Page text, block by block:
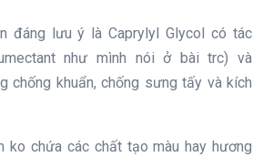
đáng lưu ý là Caprylyl Glycol có tác
như mình nói ở bài trc) và
chống khuẩn, chống sưng tấy và kích
ko chứa các chất tạo màu hay hương